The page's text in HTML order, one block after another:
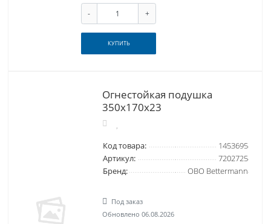
- +
КУПИТЬ
Огнестойкая подушка
350x170x23
Код товара:
1453695
Артикул:
7202725
Бренд:
OBO Bettermann
Под заказ
Обновлено 06.08.2026